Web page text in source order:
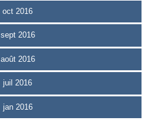
oct 2016
sept 2016
août 2016
juil 2016
jan 2016